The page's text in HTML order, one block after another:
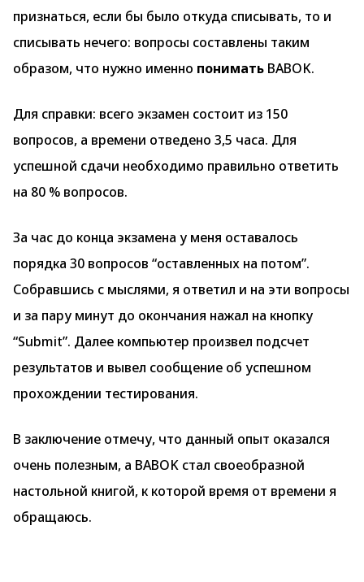
признаться, если бы было откуда списывать, то и
списывать нечего: вопросы составлены таким
образом, что нужно именно понимать BABOK.
Для справки: всего экзамен состоит из 150
вопросов, а времени отведено 3,5 часа. Для
успешной сдачи необходимо правильно ответить
на 80 % вопросов.
За час до конца экзамена у меня оставалось
порядка 30 вопросов “оставленных на потом”.
Собравшись с мыслями, я ответил и на эти вопросы
и за пару минут до окончания нажал на кнопку
“Submit”. Далее компьютер произвел подсчет
результатов и вывел сообщение об успешном
прохождении тестирования.
В заключение отмечу, что данный опыт оказался
очень полезным, а BABOK стал своеобразной
настольной книгой, к которой время от времени я
обращаюсь.